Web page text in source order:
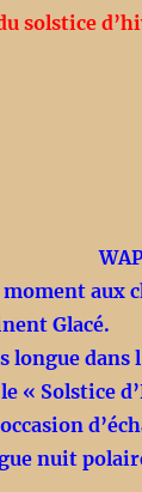
solstice
aux
Glacé.
longue dans
« Solstice
nuit